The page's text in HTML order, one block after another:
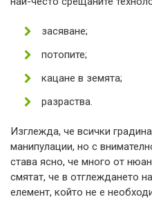
засяване;
потопите;
кацане в земята;
разраства.
Изглежда, че всички
манипулации, но с
става ясно, че много от
смятат, че в отглеждането
елемент, който не е